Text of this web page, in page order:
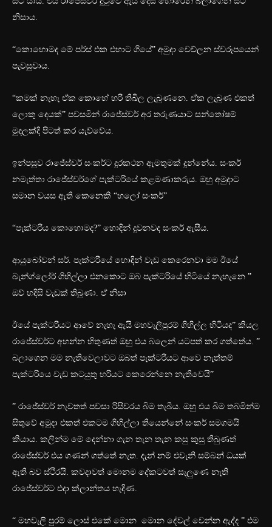
නිසාය.
“කොහොමද මේ පර්ස් එක එහාට ගියේ” අමුදා වෙව්ලන ස්වරූපයෙන්
පැවසුවාය.
“කමක් නැහැ ඒක කොහේ හරි තිඛිල ලැබුණනෙ. ඒක ලැබුණ එකත්
ලොකු දෙයක්” පවසමින් රාජේස්වර් අර තරුණයාට සන්තෝෂම්
මුදලක්දි පිටත් කර යැව්වේය.
ඉන්පසුව රාජේස්චර් සංකර්ට දුරකථන ඇමතුමක් දුන්නේය. සංකර්
නමැත්තා රාජේස්වර්ගේ පැක්ටරියේ කළමණාකරුය. ඔහු අමුදාට
සමාන වයස ඇති කෙනෙකි “හලෝ සංකර්”
“පැක්ටරිය කොහොමද?” හොඳින් දුවනවද සංකර් ඇසීය.
ආයුබෝවන් සර්. පැක්ටරියේ හොඳින් වැඩ කෙරෙනවා මම ඊයේ
බැන්ග්ලෝර් ගිහිල්ලා එනකොට ඔබ පැක්ටරියේ හිටියේ නැහැනෙ ”
ඔව් හදිසි වැඩක් තිබුණා. ඒ නිසා
ඊයේ පැක්ටරියට ආවේ නැහැ ඇයි මහවැලිපුරම් ගිහිල්ල හිටියද” කියල
රාජේස්වර්ට අහන්න හිතුණත් ඔහු එය බලෙන් යටපත් කර ගත්තේය. ”
බලාගෙන මම නැතිවෙලාවට ඔබත් පැක්ටරියට ආවෙ නැත්තම්
පැක්ටරියෙ වැඩ කටයුතු හරියට කෙරෙන්නෙ නැතිවෙයි”
” රාජේස්වර් නැවතත් පවසා රිසිවරය බිම තැබීය. ඔහු එය බිම තබමින්ම
සිතුවේ අමුදා එකත් එකටම ගිහිල්ලා තියෙන්නේ සංකර් සමගමයි
කියාය. කලින්ම මේ දෙන්නා ගැන තැන තැන කසු කුසු තිබුණත්
රාජේස්වර් එය ගණන් ගත්තේ නැත. දැන් නම් එවැනි සම්බන් ධයක්
ඇති බව ස්ථිරයි. කවදාවත් මොනම දේකටවත් සැලුණෙ නැති
රාජේස්වර්ට එදා ක්ලාන්තය හැදිණ.
“ මහවැලි පුරම් ලොස් එකේ මොන මොන දේවල් වෙන්න ඇද්ද ” එම